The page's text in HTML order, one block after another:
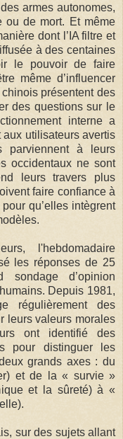
armes autonomes,
de mort. Et même
dont l’IA filtre et
à des centaines
le pouvoir de faire
même d’influencer
présentent des
des questions sur le
interne a
utilisateurs avertis
parviennent à leurs
occidentaux ne sont
leurs travers plus
faire confiance à
qu’elles intègrent
l'hebdomadaire
les réponses de 25
d’opinion
Depuis 1981,
régulièrement des
leurs valeurs morales
ont identifié des
pour distinguer les
grands axes : du
et de la « survie »
et la sûreté) à «
sur des sujets allant